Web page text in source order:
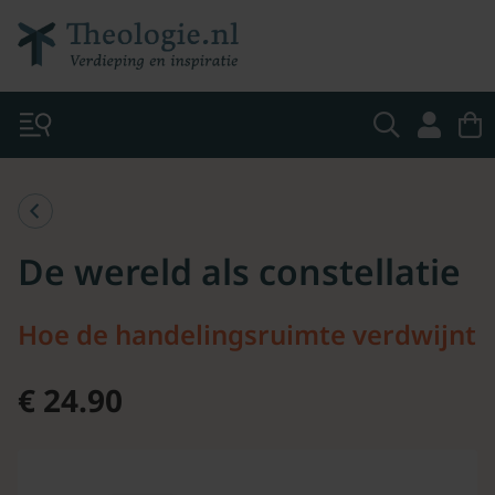
De wereld als constellatie
Hoe de handelingsruimte verdwijnt
€ 24.90